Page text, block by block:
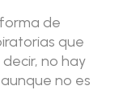
de
que
no hay
no es